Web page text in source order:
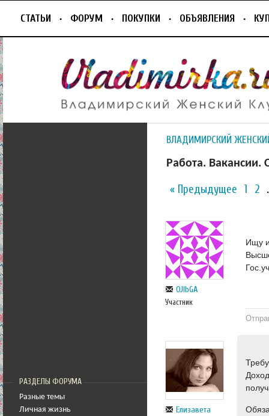
СТАТЬИ ФОРУМ ПОКУПКИ ОБЪЯВЛЕНИЯ
РАЗДЕЛЫ ФОРУМА
Разные темы
Личная жизнь
ВЛАДИМИРСКИЙ
Работа. Вакансии.
« Предыдущее 1 2
OJlbGA
Участник
Ищу
Елизавета